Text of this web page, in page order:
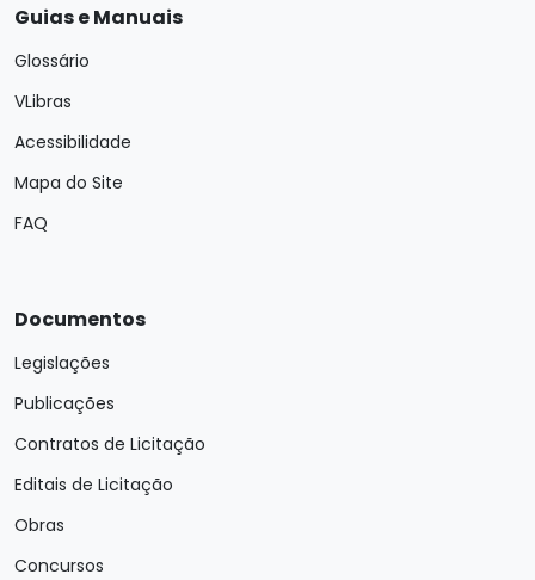
Guias e Manuais
Glossário
VLibras
Acessibilidade
Mapa do Site
FAQ
Documentos
Legislações
Publicações
Contratos de Licitação
Editais de Licitação
Obras
Concursos